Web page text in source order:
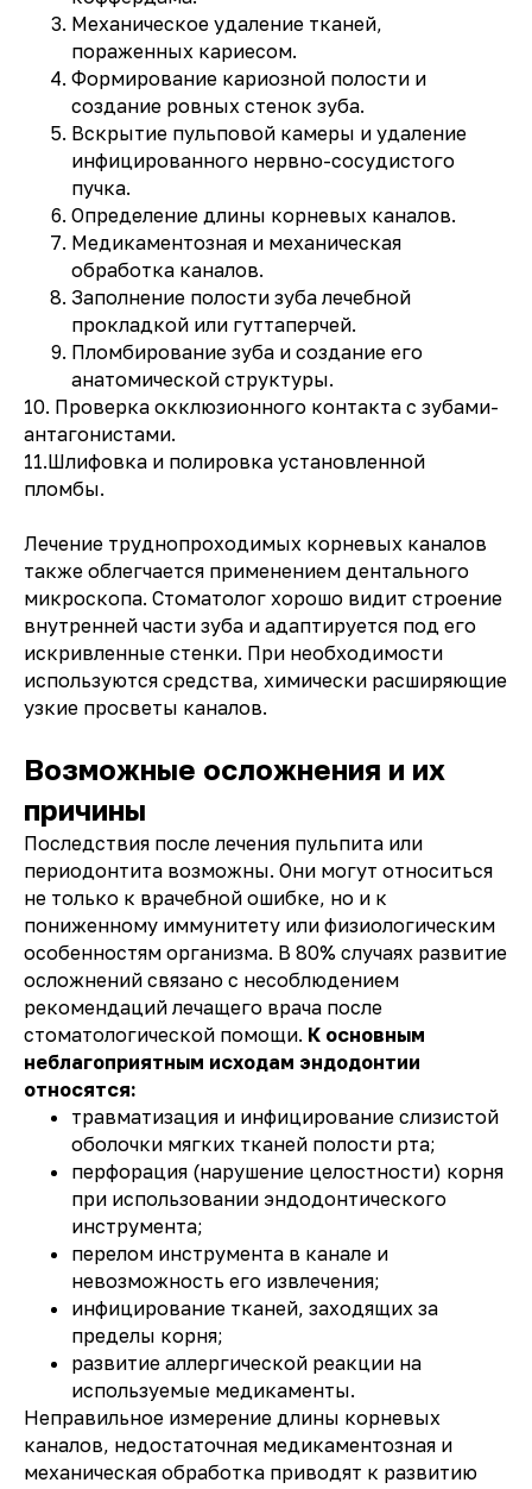
Механическое удаление тканей,
пораженных кариесом.
Формирование кариозной полости и
создание ровных стенок зуба.
Вскрытие пульповой камеры и удаление
инфицированного нервно-сосудистого
пучка.
Определение длины корневых каналов.
Медикаментозная и механическая
обработка каналов.
Заполнение полости зуба лечебной
прокладкой или гуттаперчей.
Пломбирование зуба и создание его
анатомической структуры.
10. Проверка окклюзионного контакта с зубами-
антагонистами.
11.Шлифовка и полировка установленной
пломбы.
Лечение труднопроходимых корневых каналов
также облегчается применением дентального
микроскопа. Стоматолог хорошо видит строение
внутренней части зуба и адаптируется под его
искривленные стенки. При необходимости
используются средства, химически расширяющие
узкие просветы каналов.
Возможные осложнения и их
причины
Последствия после лечения пульпита или
периодонтита возможны. Они могут относиться
не только к врачебной ошибке, но и к
пониженному иммунитету или физиологическим
особенностям организма. В 80% случаях развитие
осложнений связано с несоблюдением
рекомендаций лечащего врача после
стоматологической помощи. К основным
неблагоприятным исходам эндодонтии
относятся:
травматизация и инфицирование слизистой
оболочки мягких тканей полости рта;
перфорация (нарушение целостности) корня
при использовании эндодонтического
инструмента;
перелом инструмента в канале и
невозможность его извлечения;
инфицирование тканей, заходящих за
пределы корня;
развитие аллергической реакции на
используемые медикаменты.
Неправильное измерение длины корневых
каналов, недостаточная медикаментозная и
механическая обработка приводят к развитию